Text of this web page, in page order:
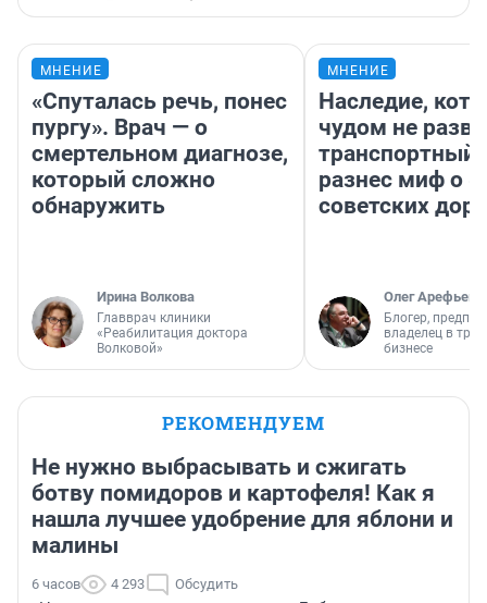
МНЕНИЕ
«Спуталась речь, понес
пургу». Врач — о
смертельном диагнозе,
который сложно
обнаружить
Ирина Волкова
Главврач клиники
«Реабилитация доктора
Волковой»
МНЕНИЕ
Наследие,
чудом не
транспортный
разнес миф о
советских
Олег Арефьев
Блогер,
владелец в
бизнесе
РЕКОМЕНДУЕМ
Не нужно выбрасывать и сжигать
ботву помидоров и картофеля! Как я
нашла лучшее удобрение для яблони и
малины
6 часов 4 293 Обсудить